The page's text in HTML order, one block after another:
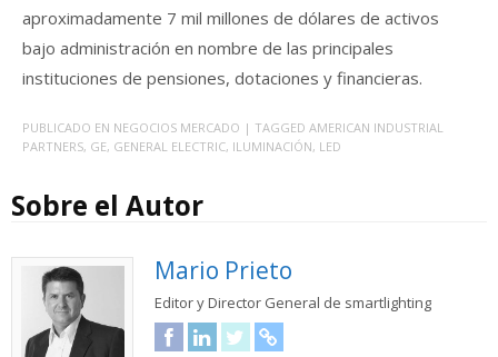
aproximadamente 7 mil millones de dólares de activos
bajo administración en nombre de las principales
instituciones de pensiones, dotaciones y financieras.
PUBLICADO EN NEGOCIOS MERCADO | TAGGED AMERICAN INDUSTRIAL
PARTNERS, GE, GENERAL ELECTRIC, ILUMINACIÓN, LED
Sobre el Autor
Mario Prieto
Editor y Director General de smartlighting
FacebookLinkedInTwitter